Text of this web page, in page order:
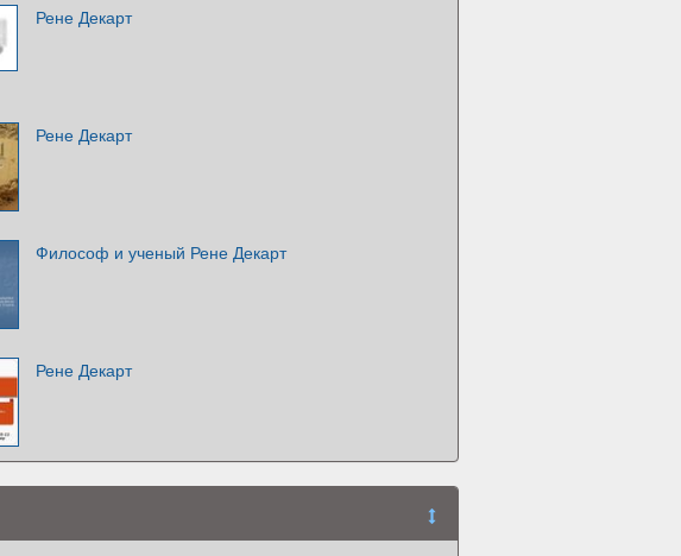
Рене Декарт
Рене Декарт
Философ и ученый Рене Декарт
Рене Декарт